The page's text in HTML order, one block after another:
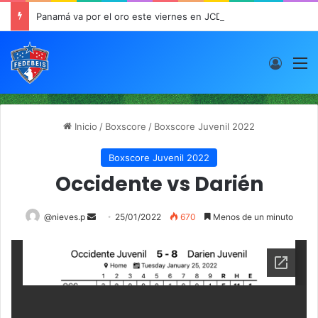
Panamá va por el oro este viernes en JCDC
Inicio / Boxscore / Boxscore Juvenil 2022
Boxscore Juvenil 2022
Occidente vs Darién
@nieves.p
S
n
a
25/01/2022 670 Menos de un minuto